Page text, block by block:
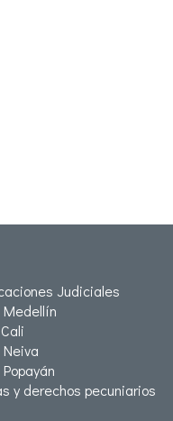
Judiciales
y derechos pecuniarios